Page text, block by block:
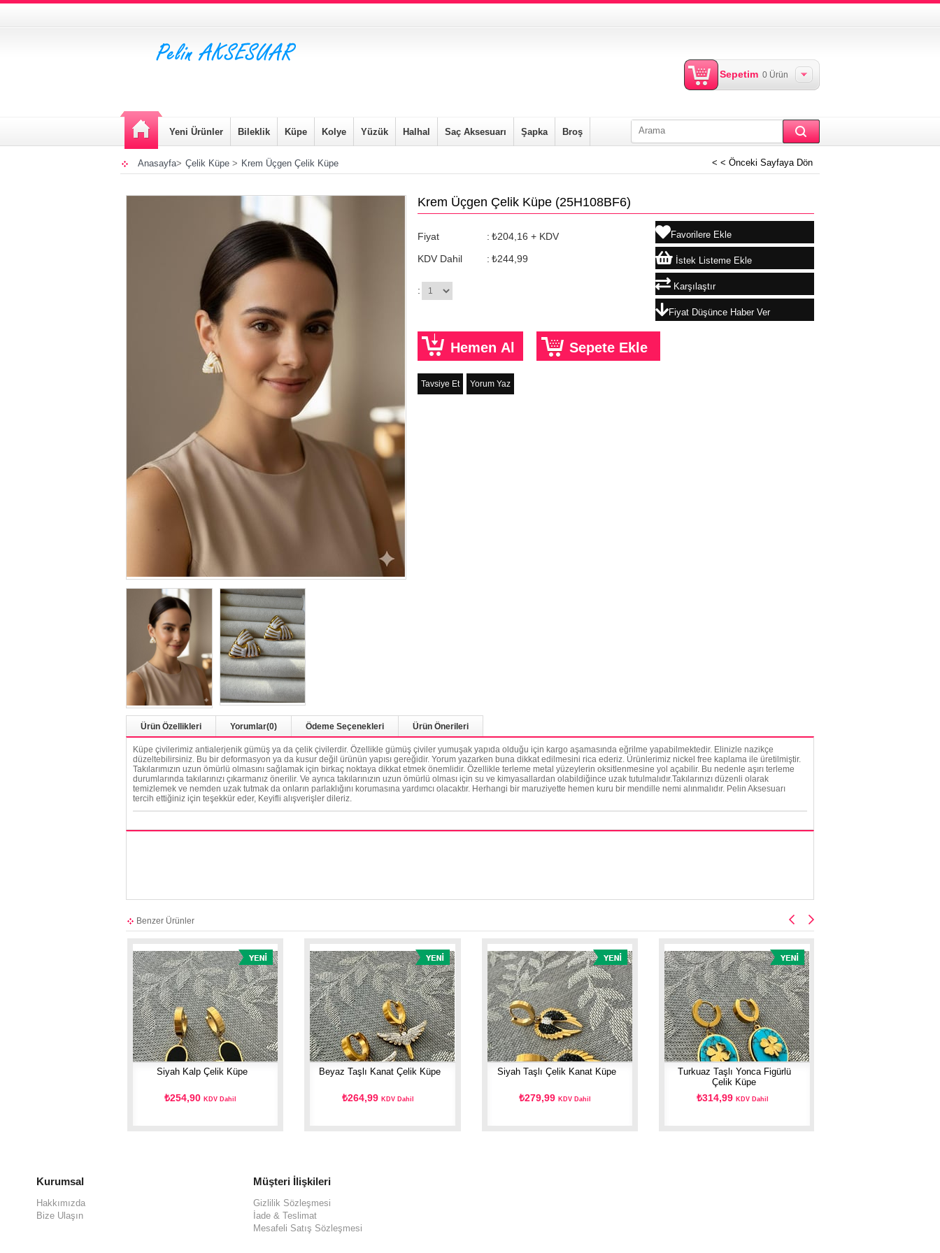
Sepetim 0 Ürün
Yeni Ürünler Bileklik Küpe Kolye Yüzük Halhal Saç Aksesuarı Şapka Broş
Anasayfa> Çelik Küpe > Krem Üçgen Çelik Küpe < < Önceki Sayfaya Dön
Krem Üçgen Çelik Küpe (25H108BF6)
Fiyat : ₺204,16 + KDV
KDV Dahil
: ₺244,99
:
Favorilere Ekle
İstek Listeme Ekle
Karşılaştır
Fiyat Düşünce Haber Ver
Tavsiye Et Yorum Yaz
Ürün Özellikleri Yorumlar(0) Ödeme Seçenekleri Ürün Önerileri
Küpe çivilerimiz antialerjenik gümüş ya da çelik çivilerdir. Özellikle gümüş çiviler yumuşak yapıda olduğu için kargo aşamasında eğrilme yapabilmektedir. Elinizle nazikçe
düzeltebilirsiniz. Bu bir deformasyon ya da kusur değil ürünün yapısı gereğidir. Yorum yazarken buna dikkat edilmesini rica ederiz. Ürünlerimiz nickel free kaplama ile üretilmiştir.
Takılarımızın uzun ömürlü olmasını sağlamak için birkaç noktaya dikkat etmek önemlidir. Özellikle terleme metal yüzeylerin oksitlenmesine yol açabilir. Bu nedenle aşırı terleme
durumlarında takılarınızı çıkarmanız önerilir. Ve ayrıca takılarınızın uzun ömürlü olması için su ve kimyasallardan olabildiğince uzak tutulmalıdır.Takılarınızı düzenli olarak
temizlemek ve nemden uzak tutmak da onların parlaklığını korumasına yardımcı olacaktır. Herhangi bir maruziyette hemen kuru bir mendille nemi alınmalıdır. Pelin Aksesuarı
tercih ettiğiniz için teşekkür eder, Keyifli alışverişler dileriz.
Benzer Ürünler
Siyah Kalp Çelik Küpe
₺254,90 KDV Dahil
Beyaz Taşlı Kanat Çelik Küpe
₺264,99 KDV Dahil
Siyah Taşlı Çelik Kanat Küpe
₺279,99 KDV Dahil
Turkuaz Taşlı Yonca Figürlü
Çelik Küpe
₺314,99 KDV Dahil
Kurumsal
Hakkımızda
Bize Ulaşın
Müşteri İlişkileri
Gizlilik Sözleşmesi
İade & Teslimat
Mesafeli Satış Sözleşmesi